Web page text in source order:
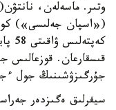
(«اسپان جەلىسى»)
جۇرگىزۋشىنىڭ جول
سيفرلىق ەگىزدەر